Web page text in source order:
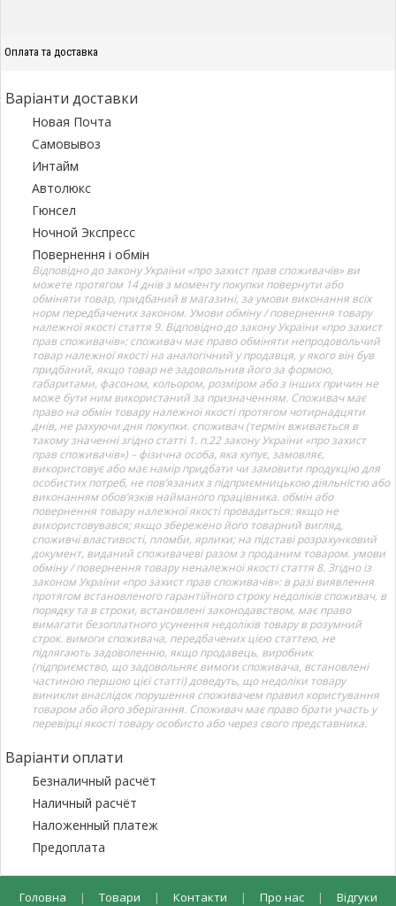
Оплата та доставка
Варіанти доставки
Новая Почта
Самовывоз
Интайм
Автолюкс
Гюнсел
Ночной Экспресс
Повернення і обмін
Відповідно до закону України «про захист прав споживачів» ви
можете протягом 14 днів з моменту покупки повернути або
обміняти товар, придбаний в магазині, за умови виконання всіх
норм передбачених законом. Умови обміну / повернення товару
належної якості стаття 9. Відповідно до закону України «про захист
прав споживачів»: споживач має право обміняти непродовольчий
товар належної якості на аналогічний у продавця, у якого він був
придбаний, якщо товар не задовольнив його за формою,
габаритами, фасоном, кольором, розміром або з інших причин не
може бути ним використаний за призначенням. Споживач має
право на обмін товару належної якості протягом чотирнадцяти
днів, не рахуючи дня покупки. споживач (термін вживається в
такому значенні згідно статті 1. п.22 закону України «про захист
прав споживачів») – фізична особа, яка купує, замовляє,
використовує або має намір придбати чи замовити продукцію для
особистих потреб, не пов’язаних з підприємницькою діяльністю або
виконанням обов’язків найманого працівника. обмін або
повернення товару належної якості провадиться: якщо не
використовувався; якщо збережено його товарний вигляд,
споживчі властивості, пломби, ярлики; на підставі розрахунковий
документ, виданий споживачеві разом з проданим товаром. умови
обміну / повернення товару неналежної якості стаття 8. Згідно із
законом України «про захист прав споживачів»: в разі виявлення
протягом встановленого гарантійного строку недоліків споживач, в
порядку та в строки, встановлені законодавством, має право
вимагати безоплатного усунення недоліків товару в розумний
строк. вимоги споживача, передбачених цією статтею, не
підлягають задоволенню, якщо продавець, виробник
(підприємство, що задовольняє вимоги споживача, встановлені
частиною першою цієї статті) доведуть, що недоліки товару
виникли внаслідок порушення споживачем правил користування
товаром або його зберігання. Споживач має право брати участь у
перевірці якості товару особисто або через свого представника.
Варіанти оплати
Безналичный расчёт
Наличный расчёт
Наложенный платеж
Предоплата
Головна | Товари | Контакти | Про нас | Відгуки